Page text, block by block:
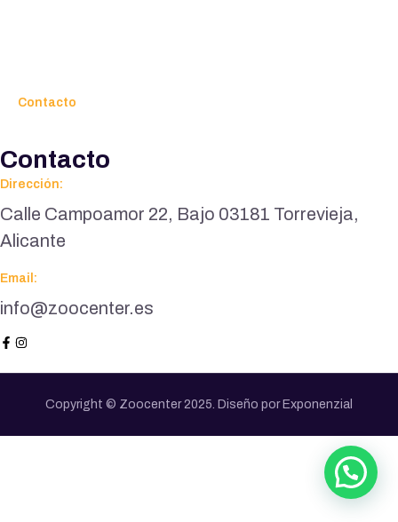
Contacto
Contacto
Dirección:
Calle Campoamor 22, Bajo 03181 Torrevieja,
Alicante
Email:
info@zoocenter.es
Copyright © Zoocenter 2025. Diseño por Exponenzial